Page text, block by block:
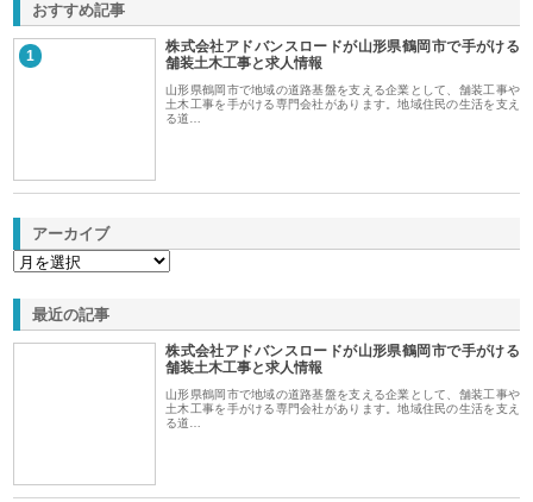
おすすめ記事
1
株式会社アドバンスロードが山形県鶴岡市で手がける
舗装土木工事と求人情報
山形県鶴岡市で地域の道路基盤を支える企業として、舗装工事や
土木工事を手がける専門会社があります。地域住民の生活を支え
る道…
アーカイブ
最近の記事
株式会社アドバンスロードが山形県鶴岡市で手がける
舗装土木工事と求人情報
山形県鶴岡市で地域の道路基盤を支える企業として、舗装工事や
土木工事を手がける専門会社があります。地域住民の生活を支え
る道…